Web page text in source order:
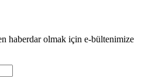
haberdar olmak için e-bültenimize